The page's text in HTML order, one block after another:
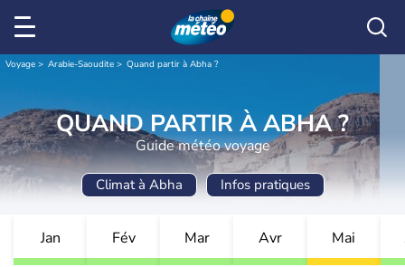
Voyage Arabie-Saoudite Quand partir à Abha ?
QUAND PARTIR À ABHA ?
Guide météo voyage
Climat à Abha Infos pratiques
Jan Fév Mar Avr Mai